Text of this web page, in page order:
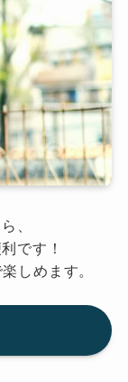
、
です！
しめます。